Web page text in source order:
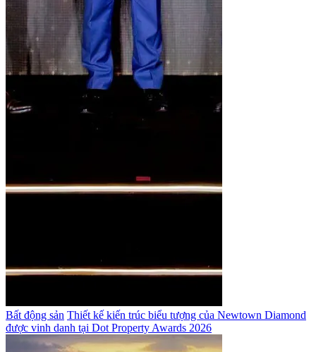
Bất động sản Thiết kế kiến trúc biểu tượng của Newtown Diamond
được vinh danh tại Dot Property Awards 2026